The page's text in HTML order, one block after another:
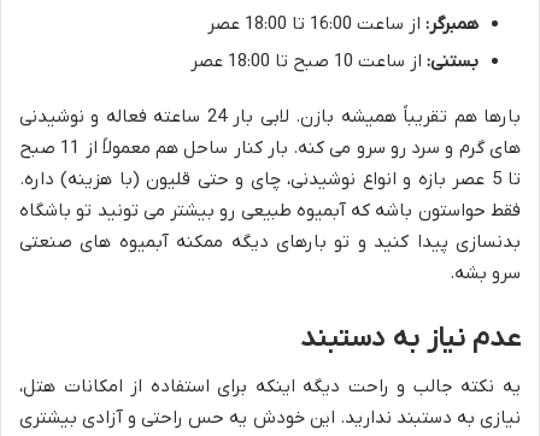
همبرگر: از ساعت 16:00 تا 18:00 عصر
بستنی: از ساعت 10 صبح تا 18:00 عصر
بارها هم تقریباً همیشه بازن. لابی بار 24 ساعته فعاله و نوشیدنی
های گرم و سرد رو سرو می کنه. بار کنار ساحل هم معمولاً از 11 صبح
تا 5 عصر بازه و انواع نوشیدنی، چای و حتی قلیون (با هزینه) داره.
فقط حواستون باشه که آبمیوه طبیعی رو بیشتر می تونید تو باشگاه
بدنسازی پیدا کنید و تو بارهای دیگه ممکنه آبمیوه های صنعتی
سرو بشه.
عدم نیاز به دستبند
یه نکته جالب و راحت دیگه اینکه برای استفاده از امکانات هتل،
نیازی به دستبند ندارید. این خودش یه حس راحتی و آزادی بیشتری